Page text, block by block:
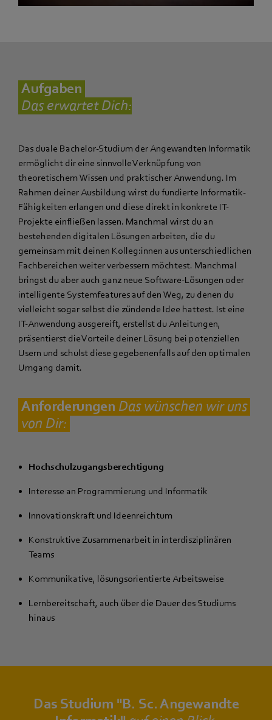
Aufgaben
Das erwartet Dich:
Das duale Bachelor-Studium der Angewandten Informatik
ermöglicht dir eine sinnvolle Verknüpfung von
theoretischem Wissen und praktischer Anwendung. Im
Rahmen deiner Ausbildung wirst du fundierte Informatik-
Fähigkeiten erlangen und diese direkt in konkrete IT-
Projekte einfließen lassen. Manchmal wirst du an
bestehenden digitalen Lösungen arbeiten, die du
gemeinsam mit deinen Kolleg:innen aus unterschiedlichen
Fachbereichen weiter verbessern möchtest. Manchmal
bringst du aber auch ganz neue Software-Lösungen oder
intelligente Systemfeatures auf den Weg, zu denen du
vielleicht sogar selbst die zündende Idee hattest. Ist eine
IT-Anwendung ausgereift, erstellst du Anleitungen,
präsentierst die Vorteile deiner Lösung bei potenziellen
Usern und schulst diese gegebenenfalls auf den optimalen
Umgang damit.
Anforderungen Das wünschen wir uns
von Dir:
Hochschulzugangsberechtigung
Interesse an Programmierung und Informatik
Innovationskraft und Ideenreichtum
Konstruktive Zusammenarbeit in interdisziplinären
Teams
Kommunikative, lösungsorientierte Arbeitsweise
Lernbereitschaft, auch über die Dauer des Studiums
hinaus
Das Studium "B. Sc. Angewandte